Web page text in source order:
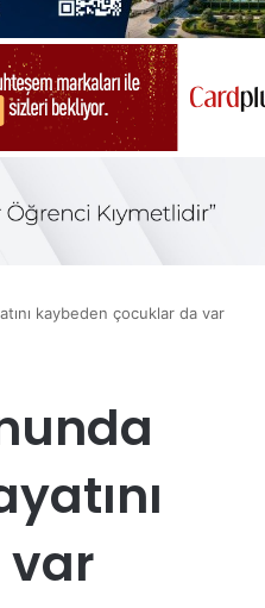
kaybeden çocuklar da var
var